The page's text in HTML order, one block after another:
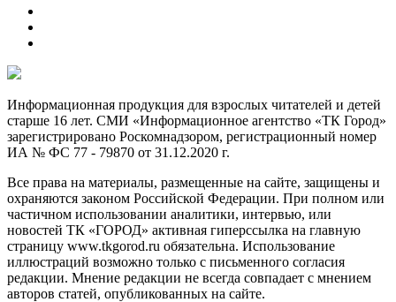
Информационная продукция для взрослых читателей и детей
старше 16 лет. СМИ «Информационное агентство «ТК Город»
зарегистрировано Роскомнадзором, регистрационный номер
ИА № ФС 77 - 79870 от 31.12.2020 г.
Все права на материалы, размещенные на сайте, защищены и
охраняются законом Российской Федерации. При полном или
частичном использовании аналитики, интервью, или
новостей ТК «ГОРОД» активная гиперссылка на главную
страницу www.tkgorod.ru обязательна. Использование
иллюстраций возможно только с письменного согласия
редакции. Мнение редакции не всегда совпадает с мнением
авторов статей, опубликованных на сайте.